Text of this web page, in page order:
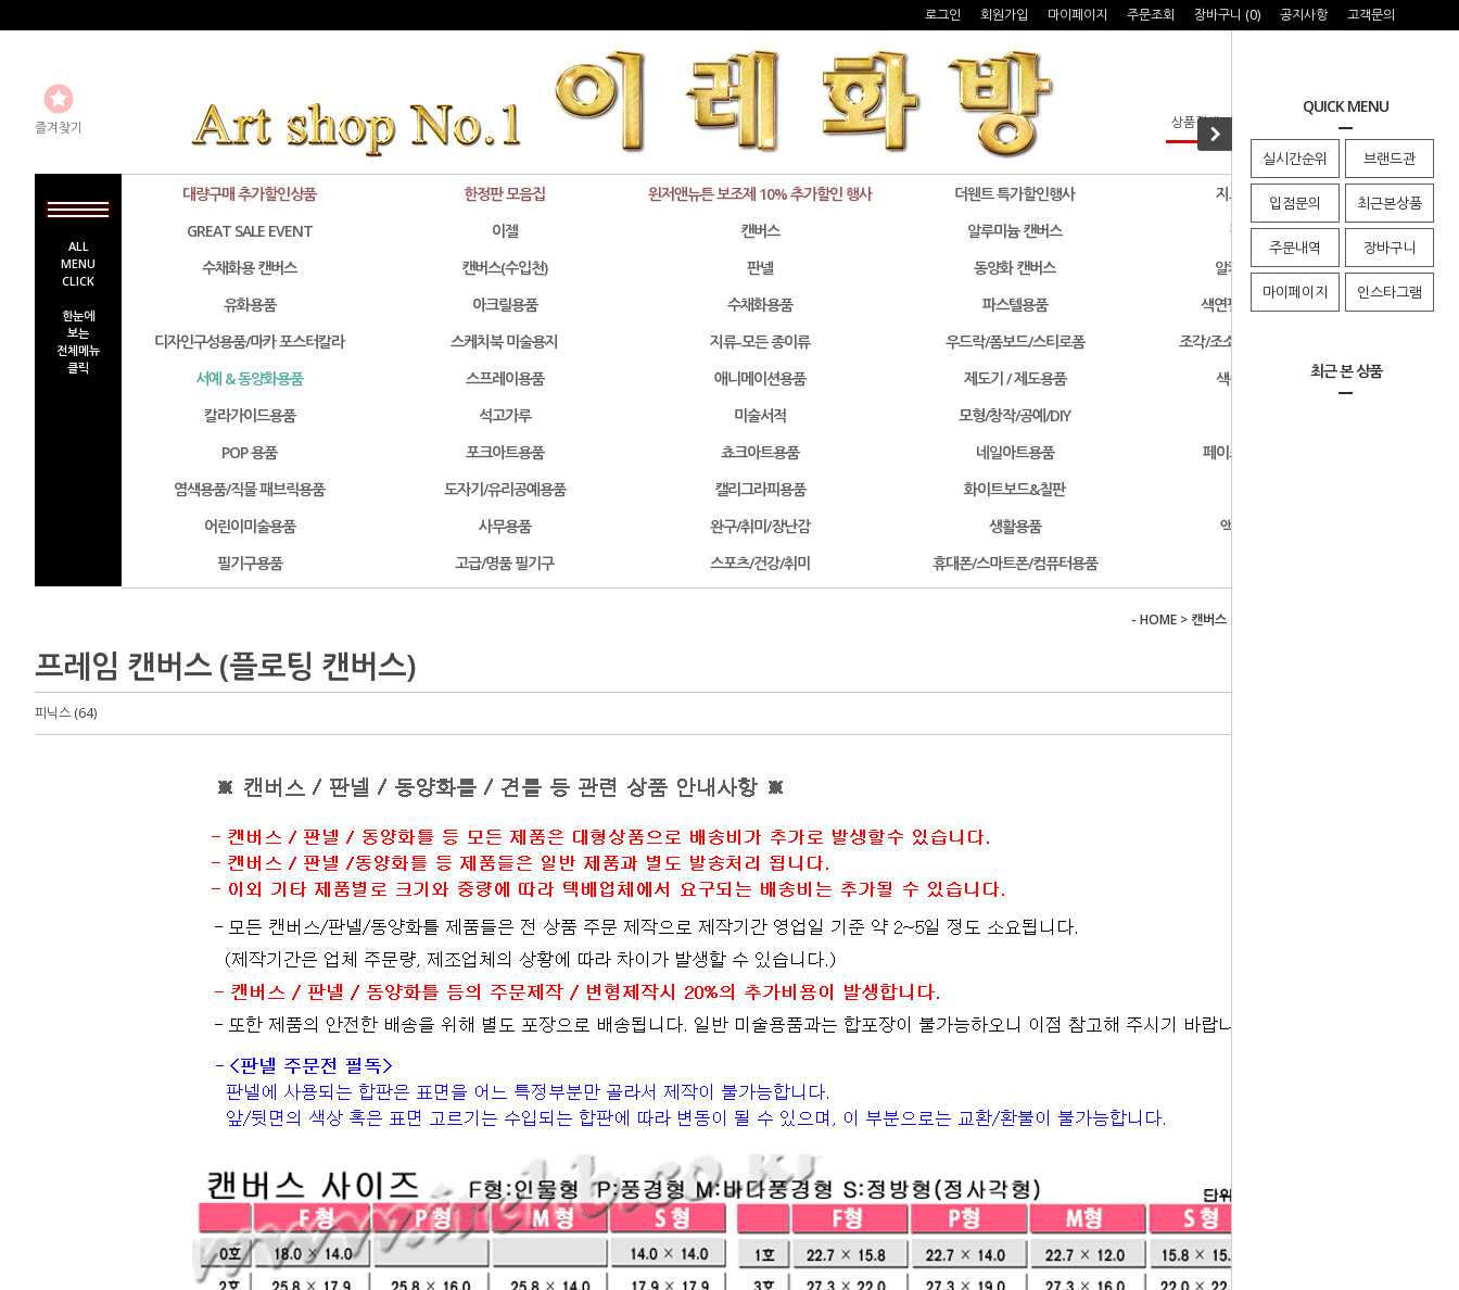
QUICK MENU
실시간순위 브랜드관
입점문의 최근본상품
주문내역 장바구니
마이페이지 인스타그램
최근 본 상품
로그인 회원가입 마이페이지 주문조회 장바구니 (0) 공지사항 고객문의
즐겨찾기
ALL
MENU
CLICK
한눈에
보는
전체메뉴
클릭
대량구매 추가할인상품 한정판 모음집 윈저앤뉴튼 보조제 10% 추가할인 행사 더웬트 특가할인행사
지그 특가할인행사
GREAT SALE EVENT
이젤 캔버스 알루미늄 캔버스
검정색 캔버스
수채화용 캔버스
캔버스(수입천) 판넬 동양화 캔버스
알키드물감 및 용품
유화용품
아크릴용품 수채화용품 파스텔용품
색연필/연필/드로잉용품
디자인구성용품/마카 포스터칼라
스케치북 미술용지 지류-모든 종이류 우드락/폼보드/스티로폼
조각/조소용품/클레이/판화용품
서예 & 동양화용품
스프레이용품 애니메이션용품 제도기 / 제도용품
색종이 & 종이접기
칼라가이드용품
석고가루 미술서적 모형/창작/공예/DIY
POP 용품
포크아트용품 쵸크아트용품 네일아트용품
페이스페인팅/미용용품
염색용품/직물 패브릭용품
도자기/유리공예용품 캘리그라피용품 화이트보드&칠판
어린이미술용품
사무용품 완구/취미/장난감 생활용품
액자/사진첩/앨범
필기구용품
고급/명품 필기구 스포츠/건강/취미 휴대폰/스마트폰/컴퓨터용품
- HOME > 캔버스
프레임 캔버스 (플로팅 캔버스)
피닉스 (64)